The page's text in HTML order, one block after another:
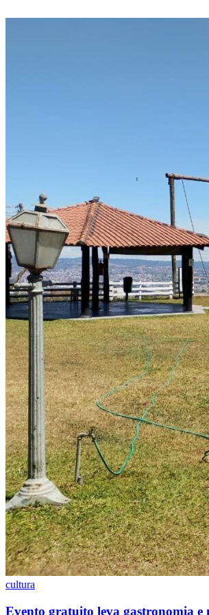
Publicidade Legal
Selecione sua região Para notícias da sua região
AldeiaAldeia da SerraAldeia de Barueri
Jubran BelvalBethavilleBoa
Vista
CalifórniaCarapicuíbaCentroChácaras
Região CotiaCruz PretaEngenho NovoFazenda
MilitarItapeviJandira Jardim AudirJardim
CalifórniaJardim dos AltosJardim dos
EsperançaJardim GrazielaJardim Iracema
JulioJardim LíbanoJardim Maria Cristina
Mutinga Jardim ParaísoJardim PaulistaJardim
LuísJardim São PedroJardim São Silvestre
TupãJardim TupanciMutingaNova Aldeinha
CamargosParque ImperialParque Santa Luzia
do Bom JesusRecanto PhrynéaSantana de
Parnaíba SilveiraTamboréVale do SolVila
do CondeVila Engenho NovoVila MárciaVila
EscadaVila PortoVotupoca
Para Sua Empresa
Anuncie no Portal
Guia de Empresas
Divulgar VagasNovo
Publicidade Legal
Negócios Regionais
Turismo
Segurança Regional
Hospitais Estaduais
Parques & Represas
Cidades da Região
Santana de Parnaíba
Araçariguama Caieiras
cultura
Evento gratuito leva gastronomia e